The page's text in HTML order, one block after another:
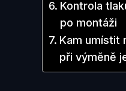
Kontrola
po montáži
Kam umístit
při výměně